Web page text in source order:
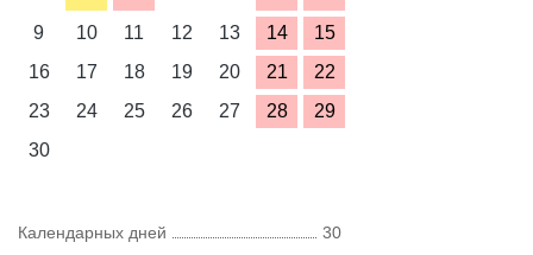
9
10 11 12 13 14
15
16
17 18 19 20 21
22
23
24 25 26 27 28
29
30
Календарных дней
30